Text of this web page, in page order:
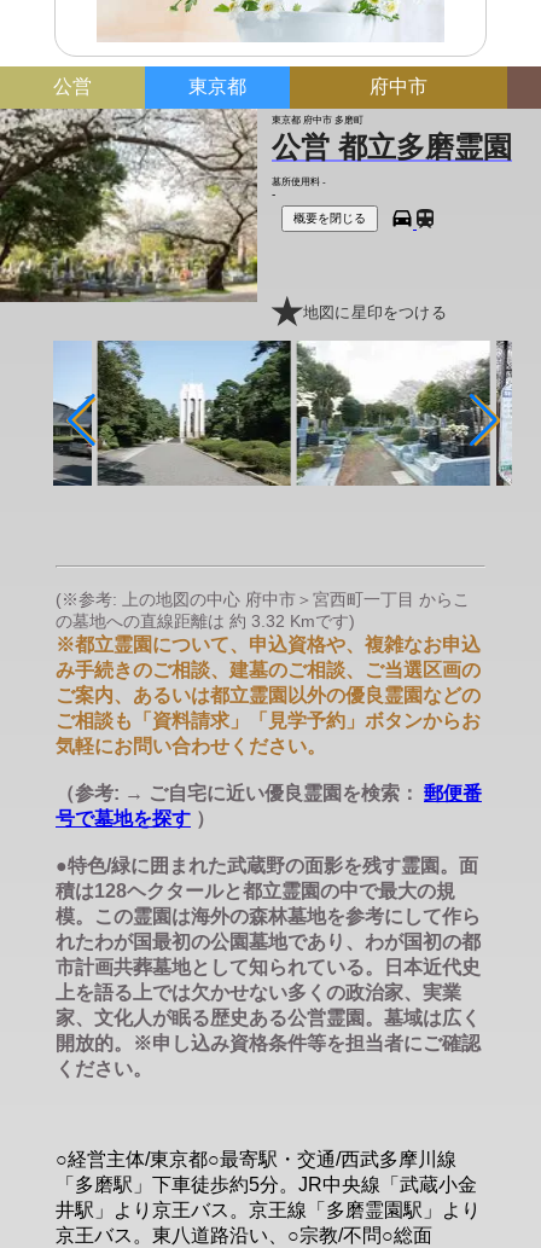
公営 東京都 府中市
東京都 府中市 多磨町
公営 都立多磨霊園
墓所使用料 -
-
概要を閉じる
地図に星印をつける
(※参考: 上の地図の中心 府中市＞宮西町一丁目 からこ
の墓地への直線距離は 約 3.32 Kmです)
※都立霊園について、申込資格や、複雑なお申込
み手続きのご相談、建墓のご相談、ご当選区画の
ご案内、あるいは都立霊園以外の優良霊園などの
ご相談も「資料請求」「見学予約」ボタンからお
気軽にお問い合わせください。
（参考: → ご自宅に近い優良霊園を検索： 郵便番
号で墓地を探す ）
●特色/緑に囲まれた武蔵野の面影を残す霊園。面
積は128ヘクタールと都立霊園の中で最大の規
模。この霊園は海外の森林墓地を参考にして作ら
れたわが国最初の公園墓地であり、わが国初の都
市計画共葬墓地として知られている。日本近代史
上を語る上では欠かせない多くの政治家、実業
家、文化人が眠る歴史ある公営霊園。墓域は広く
開放的。※申し込み資格条件等を担当者にご確認
ください。
○経営主体/東京都○最寄駅・交通/西武多摩川線
「多磨駅」下車徒歩約5分。JR中央線「武蔵小金
井駅」より京王バス。京王線「多磨霊園駅」より
京王バス。東八道路沿い、○宗教/不問○総面